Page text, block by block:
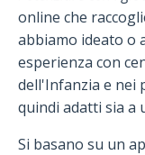
online che
abbiamo ideato o
esperienza con
dell'Infanzia e nei
quindi adatti sia a
Si basano su un